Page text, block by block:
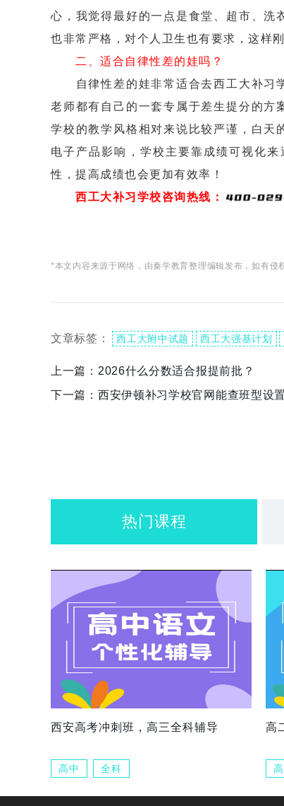
心，我觉得最好的一点是食堂、超市、洗
也非常严格，对个人卫生也有要求，这样
二、适合自律性差的娃吗？
自律性差的娃非常适合去西工大补习学
老师都有自己的一套专属于差生提分的方
学校的教学风格相对来说比较严谨，白天
电子产品影响，学校主要靠成绩可视化
性，提高成绩也会更加有效率！
西工大补习学校咨询热线：
*本文内容来源于网络，由秦学教育整理编辑发布，如有侵
文章标签： 西工大附中试题 西工大强基计划
上一篇： 2026什么分数适合报提前批？
下一篇： 西安伊顿补习学校官网能查班型设
热门课程
西安高考冲刺班，高三全科辅导
高中 全科
高